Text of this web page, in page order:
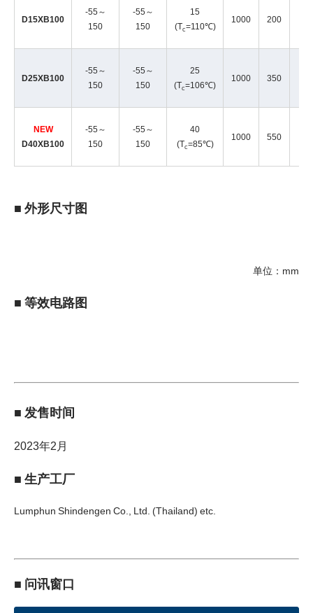
D15XB100
-55～
150
-55～
150
15
(Tc=110℃)
1000 200
D25XB100
-55～
150
-55～
150
25
(Tc=106℃)
1000 350
NEW
D40XB100
-55～
150
-55～
150
40
(Tc=85℃)
1000 550
■ 外形尺寸图
单位：mm
■ 等效电路图
■ 发售时间
2023年2月
■ 生产工厂
Lumphun Shindengen Co., Ltd. (Thailand) etc.
■ 问讯窗口